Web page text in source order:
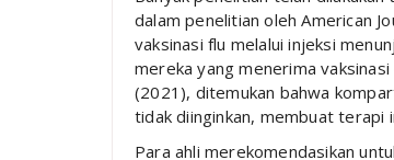
dalam penelitian oleh American
vaksinasi flu melalui injeksi
mereka yang menerima
(2021), ditemukan bahwa
tidak diinginkan, membuat terapi
Para ahli merekomendasikan